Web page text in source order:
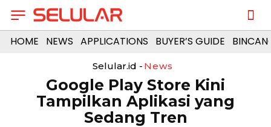
HOME NEWS APPLICATIONS BUYER’S GUIDE
Selular.id - News
Google Play Store Kini
Tampilkan Aplikasi yang
Sedang Tren